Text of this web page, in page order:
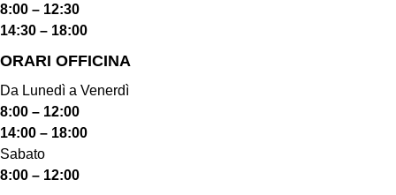
8:00 – 12:30
14:30 – 18:00
ORARI OFFICINA
Da Lunedì a Venerdì
8:00 – 12:00
14:00 – 18:00
Sabato
8:00 – 12:00